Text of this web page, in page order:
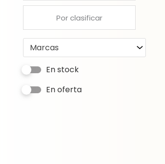
Por clasificar
Marcas
En stock
En oferta